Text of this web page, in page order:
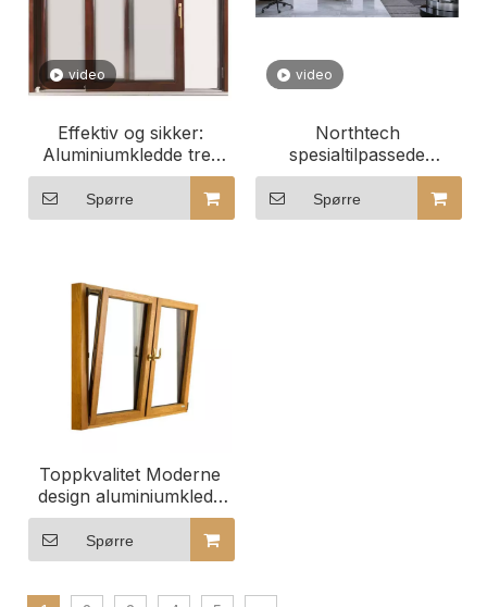
video
Effektiv og sikker:
Aluminiumkledde tre-
skyvevinduer for
gjestehusbygg
Spørre
video
Northtech
spesialtilpassede
aluminiumkledde
trevinduer for
næringsbygg
Spørre
Toppkvalitet Moderne
design aluminiumkledd
tre vippe- og
dreievinduer til huset
Spørre